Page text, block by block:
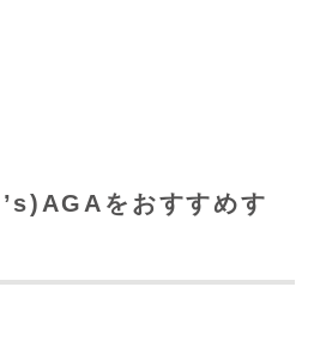
をおすすめす